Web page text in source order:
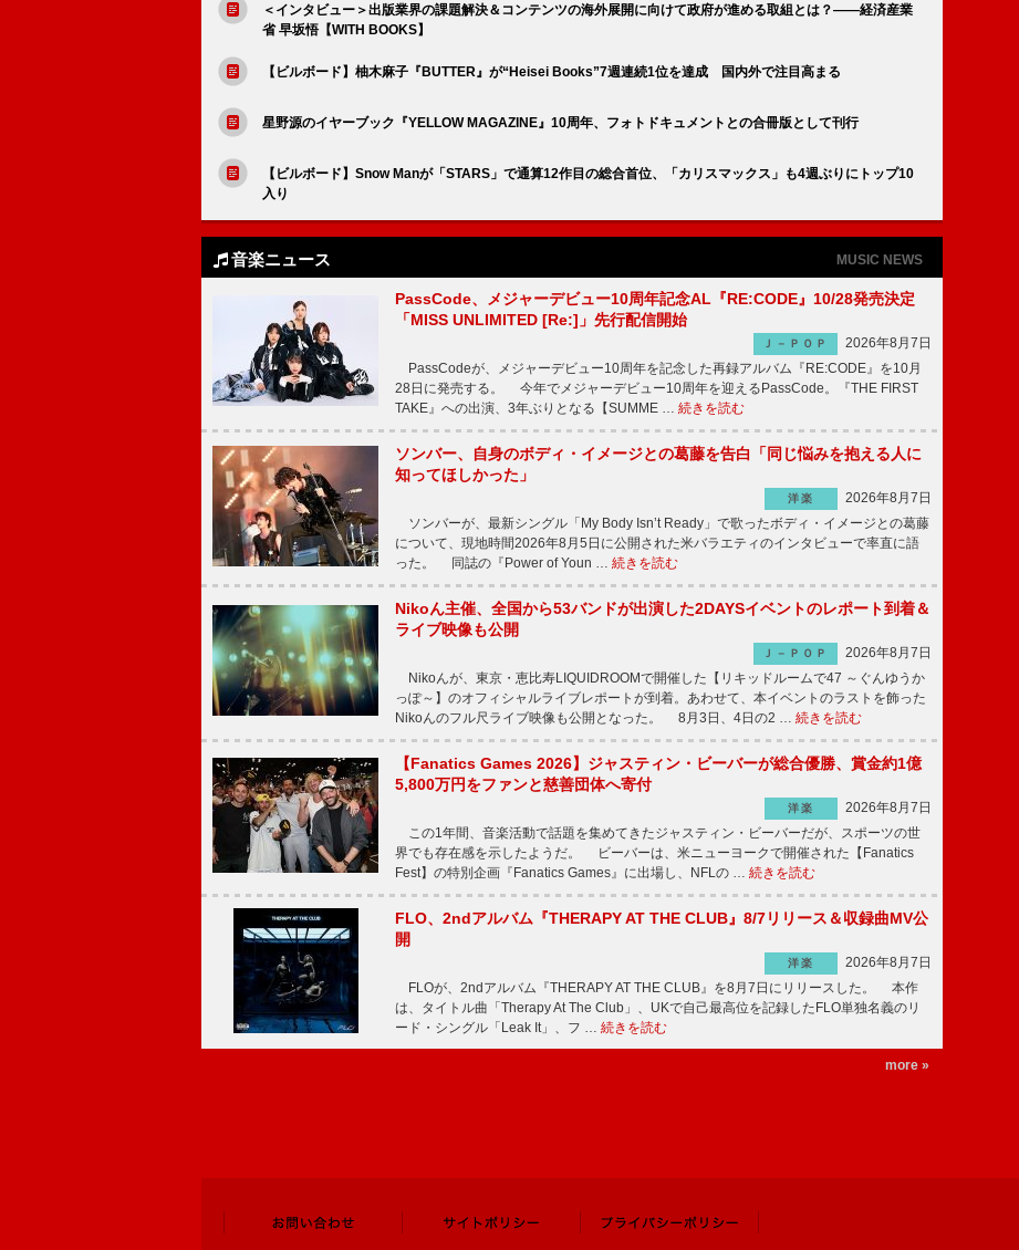
＜インタビュー＞出版業界の課題解決＆コンテンツの海外展開に向けて政府が進める取組とは？――経済産業
省 早坂悟【WITH BOOKS】
【ビルボード】柚木麻子『BUTTER』が“Heisei Books”7週連続1位を達成 国内外で注目高まる
星野源のイヤーブック『YELLOW MAGAZINE』10周年、フォトドキュメントとの合冊版として刊行
【ビルボード】Snow Manが「STARS」で通算12作目の総合首位、「カリスマックス」も4週ぶりにトップ10
入り
音楽ニュース MUSIC NEWS
PassCode、メジャーデビュー10周年記念AL『RE:CODE』10/28発売決定
「MISS UNLIMITED [Re:]」先行配信開始
Ｊ－ＰＯＰ
2026年8月7日
PassCodeが、メジャーデビュー10周年を記念した再録アルバム『RE:CODE』を10月
28日に発売する。 今年でメジャーデビュー10周年を迎えるPassCode。『THE FIRST
TAKE』への出演、3年ぶりとなる【SUMME … 続きを読む
ソンバー、自身のボディ・イメージとの葛藤を告白「同じ悩みを抱える人に
知ってほしかった」
洋楽
2026年8月7日
ソンバーが、最新シングル「My Body Isn’t Ready」で歌ったボディ・イメージとの葛藤
について、現地時間2026年8月5日に公開された米バラエティのインタビューで率直に語
った。 同誌の『Power of Youn … 続きを読む
Nikoん主催、全国から53バンドが出演した2DAYSイベントのレポート到着＆
ライブ映像も公開
Ｊ－ＰＯＰ
2026年8月7日
Nikoんが、東京・恵比寿LIQUIDROOMで開催した【リキッドルームで47 ～ぐんゆうか
っぽ～】のオフィシャルライブレポートが到着。あわせて、本イベントのラストを飾った
Nikoんのフル尺ライブ映像も公開となった。 8月3日、4日の2 … 続きを読む
【Fanatics Games 2026】ジャスティン・ビーバーが総合優勝、賞金約1億
5,800万円をファンと慈善団体へ寄付
洋楽
2026年8月7日
この1年間、音楽活動で話題を集めてきたジャスティン・ビーバーだが、スポーツの世
界でも存在感を示したようだ。 ビーバーは、米ニューヨークで開催された【Fanatics
Fest】の特別企画『Fanatics Games』に出場し、NFLの … 続きを読む
FLO、2ndアルバム『THERAPY AT THE CLUB』8/7リリース＆収録曲MV公
開
洋楽
2026年8月7日
FLOが、2ndアルバム『THERAPY AT THE CLUB』を8月7日にリリースした。 本作
は、タイトル曲「Therapy At The Club」、UKで自己最高位を記録したFLO単独名義のリ
ード・シングル「Leak It」、フ … 続きを読む
more »